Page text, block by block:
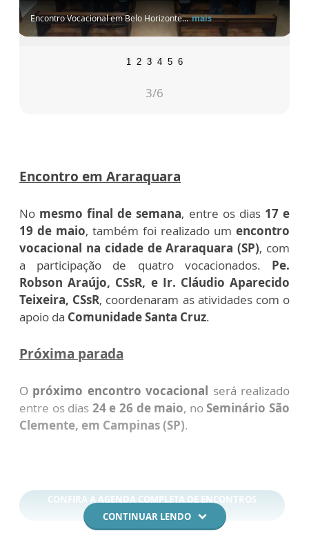
Encontro Vocacional em Belo Horizonte... mais
1 2 3 4 5 6
3/6
Encontro em Araraquara
No mesmo final de semana, entre os dias 17 e
19 de maio, também foi realizado um encontro
vocacional na cidade de Araraquara (SP), com
a participação de quatro vocacionados. Pe.
Robson Araújo, CSsR, e Ir. Cláudio Aparecido
Teixeira, CSsR, coordenaram as atividades com o
apoio da Comunidade Santa Cruz.
Próxima parada
O próximo encontro vocacional será realizado
entre os dias 24 e 26 de maio, noSeminário São
Clemente, em Campinas (SP).
CONFIRA A AGENDA COMPLETA DE ENCONTROS
VOCACIONAIS
CONTINUAR LENDO